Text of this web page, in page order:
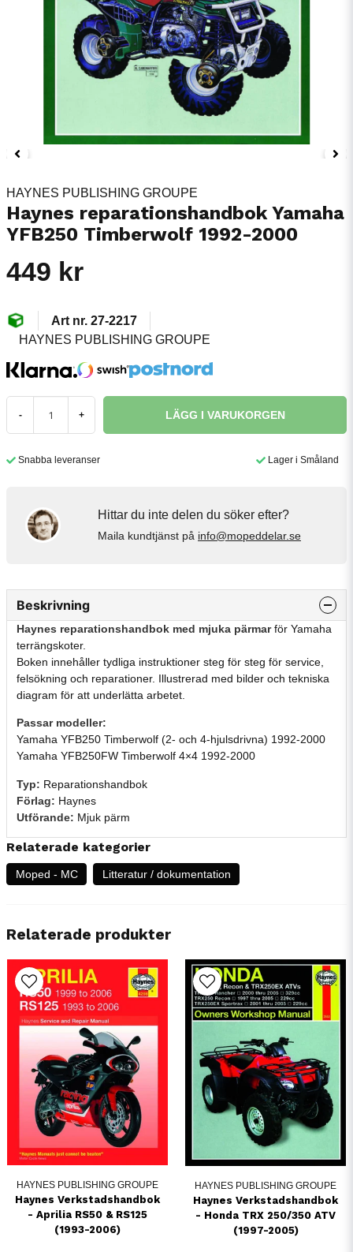
HAYNES PUBLISHING GROUPE
Haynes reparationshandbok Yamaha
YFB250 Timberwolf 1992-2000
449 kr
27-2217
HAYNES PUBLISHING GROUPE
- + LÄGG I VARUKORGEN
Snabba leveranser Lager i Småland
Hittar du inte delen du söker efter?
Maila kundtjänst på info@mopeddelar.se
Beskrivning
Haynes reparationshandbok med mjuka pärmarför Yamaha
terrängskoter.
Boken innehåller tydliga instruktioner steg för steg för service,
felsökning och reparationer. Illustrerad med bilder och tekniska
diagram för att underlätta arbetet.
Passar modeller:
Yamaha YFB250 Timberwolf (2- och 4-hjulsdrivna) 1992-2000
Yamaha YFB250FW Timberwolf 4×4 1992-2000
Typ: Reparationshandbok
Förlag: Haynes
Utförande: Mjuk pärm
Relaterade kategorier
Moped - MC Litteratur / dokumentation
Relaterade produkter
HAYNES PUBLISHING GROUPE
Haynes Verkstadshandbok
- Aprilia RS50 & RS125
(1993-2006)
HAYNES PUBLISHING GROUPE
Haynes Verkstadshandbok
- Honda TRX 250/350 ATV
(1997-2005)